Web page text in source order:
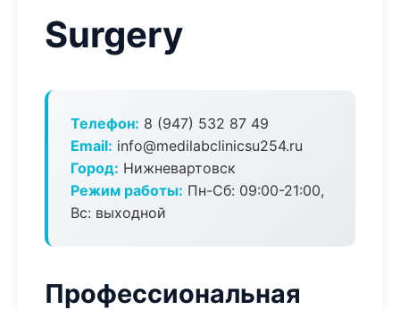
Surgery
Телефон: 8 (947) 532 87 49
Email: info@medilabclinicsu254.ru
Город: Нижневартовск
Режим работы: Пн-Сб: 09:00-21:00,
Вс: выходной
Профессиональная